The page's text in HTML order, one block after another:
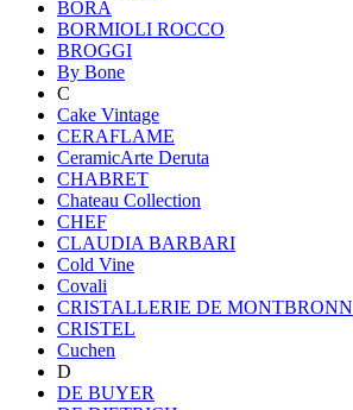
BORA
BORMIOLI ROCCO
BROGGI
By Bone
C
Cake Vintage
CERAFLAME
CeramicArte Deruta
CHABRET
Chateau Collection
CHEF
CLAUDIA BARBARI
Cold Vine
Covali
CRISTALLERIE DE MONTBRONN
CRISTEL
Cuchen
D
DE BUYER